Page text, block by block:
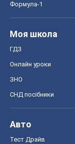
Формула-1
Моя школа
ГДЗ
Онлайн уроки
ЗНО
СНД посібники
Авто
Тест Драйв